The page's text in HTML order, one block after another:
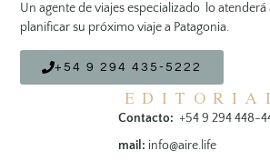
Un agente de viajes especializado lo atenderá
planificar su próximo viaje a Patagonia.
+54 9 294 435-5222
Contacto: +54 9 294 448-
mail: info@aire.life